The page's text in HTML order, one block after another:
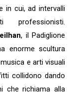
in cui, ad intervalli
professionisti.
, il Padiglione
enorme scultura
e arti visuali
collidono dando
che richiama alla